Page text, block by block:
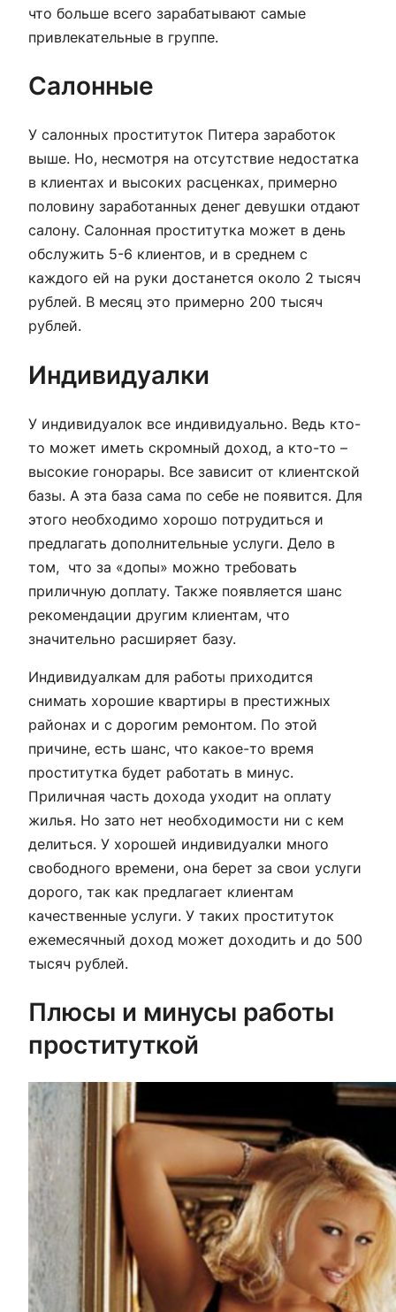
что больше всего зарабатывают самые
привлекательные в группе.
Салонные
У салонных проституток Питера заработок
выше. Но, несмотря на отсутствие недостатка
в клиентах и высоких расценках, примерно
половину заработанных денег девушки отдают
салону. Салонная проститутка может в день
обслужить 5-6 клиентов, и в среднем с
каждого ей на руки достанется около 2 тысяч
рублей. В месяц это примерно 200 тысяч
рублей.
Индивидуалки
У индивидуалок все индивидуально. Ведь кто-
то может иметь скромный доход, а кто-то –
высокие гонорары. Все зависит от клиентской
базы. А эта база сама по себе не появится. Для
этого необходимо хорошо потрудиться и
предлагать дополнительные услуги. Дело в
том, что за «допы» можно требовать
приличную доплату. Также появляется шанс
рекомендации другим клиентам, что
значительно расширяет базу.
Индивидуалкам для работы приходится
снимать хорошие квартиры в престижных
районах и с дорогим ремонтом. По этой
причине, есть шанс, что какое-то время
проститутка будет работать в минус.
Приличная часть дохода уходит на оплату
жилья. Но зато нет необходимости ни с кем
делиться. У хорошей индивидуалки много
свободного времени, она берет за свои услуги
дорого, так как предлагает клиентам
качественные услуги. У таких проституток
ежемесячный доход может доходить и до 500
тысяч рублей.
Плюсы и минусы работы
проституткой